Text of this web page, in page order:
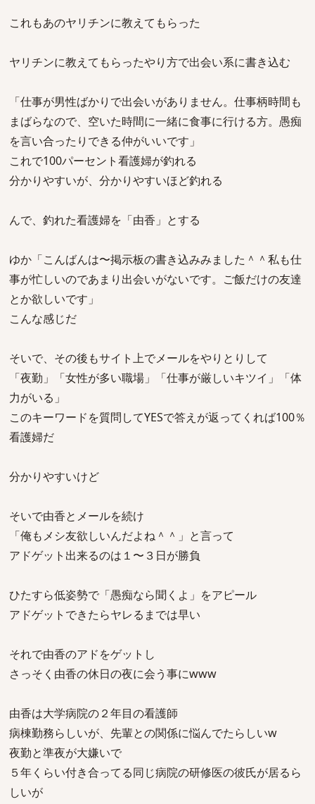
これもあのヤリチンに教えてもらった
ヤリチンに教えてもらったやり方で出会い系に書き込む
「仕事が男性ばかりで出会いがありません。仕事柄時間も
まばらなので、空いた時間に一緒に食事に行ける方。愚痴
を言い合ったりできる仲がいいです」
これで100パーセント看護婦が釣れる
分かりやすいが、分かりやすいほど釣れる
んで、釣れた看護婦を「由香」とする
ゆか「こんばんは〜掲示板の書き込みみました＾＾私も仕
事が忙しいのであまり出会いがないです。ご飯だけの友達
とか欲しいです」
こんな感じだ
そいで、その後もサイト上でメールをやりとりして
「夜勤」「女性が多い職場」「仕事が厳しいキツイ」「体
力がいる」
このキーワードを質問してYESで答えが返ってくれば100％
看護婦だ
分かりやすいけど
そいで由香とメールを続け
「俺もメシ友欲しいんだよね＾＾」と言って
アドゲット出来るのは１〜３日が勝負
ひたすら低姿勢で「愚痴なら聞くよ」をアピール
アドゲットできたらヤレるまでは早い
それで由香のアドをゲットし
さっそく由香の休日の夜に会う事にwww
由香は大学病院の２年目の看護師
病棟勤務らしいが、先輩との関係に悩んでたらしいw
夜勤と準夜が大嫌いで
５年くらい付き合ってる同じ病院の研修医の彼氏が居るら
しいが